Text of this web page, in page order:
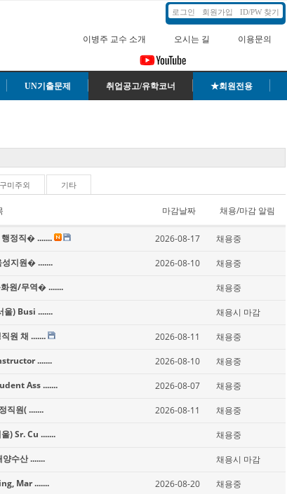
로그인 회원가입 ID/PW 찾기
이병주 교수 소개 오시는 길 이용문의
UN기출문제 취업공고/유학코너 ★회원전용
미주외 기타
마감날짜 채용/마감 알림
정직� ....... 2026-08-17 채용중
지원� ....... 2026-08-10 채용중
원/무역� ....... 채용중
) Busi ....... 채용시 마감
원 채 ....... 2026-08-11 채용중
....... 2026-08-10 채용중
Ass ....... 2026-08-07 채용중
직원( ....... 2026-08-11 채용중
) Sr. Cu ....... 채용중
수산 ....... 채용시 마감
Mar ....... 2026-08-20 채용중